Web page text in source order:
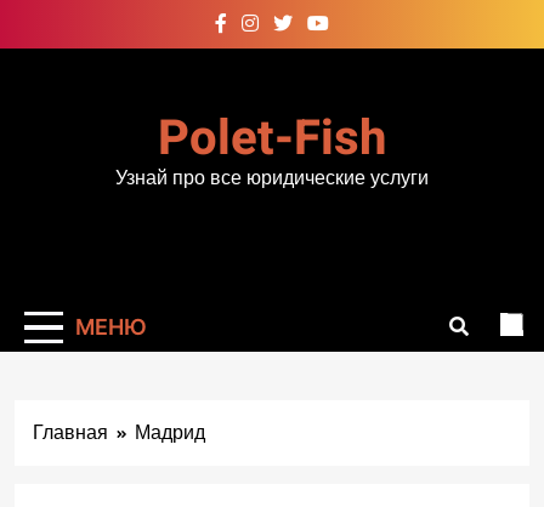
к
Polet-Fish
Узнай про все юридические услуги
МЕНЮ
Главная Мадрид